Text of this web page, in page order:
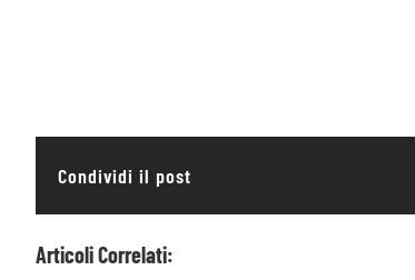
Condividi il post
Articoli Correlati: